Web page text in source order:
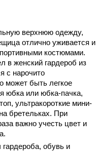
верхнюю одежду,
отлично уживается и
костюмами.
в женский гардероб из
с нарочито
может быть легкое
юбка или юбка-пачка,
ультракороткие мини-
бретельках. При
важно учесть цвет и
обувь и